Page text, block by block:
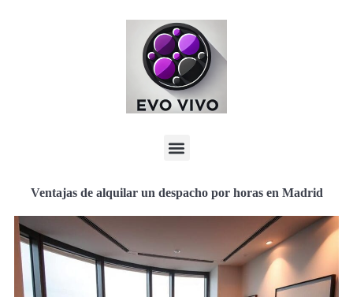
Ventajas de alquilar un despacho por horas en Madrid